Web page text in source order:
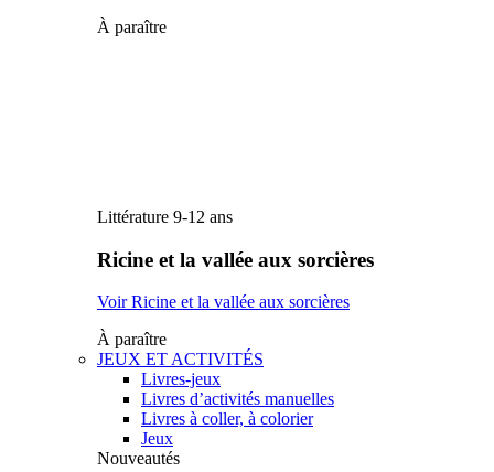
À paraître
Littérature 9-12 ans
Ricine et la vallée aux sorcières
Voir Ricine et la vallée aux sorcières
À paraître
JEUX ET ACTIVITÉS
Livres-jeux
Livres d’activités manuelles
Livres à coller, à colorier
Jeux
Nouveautés